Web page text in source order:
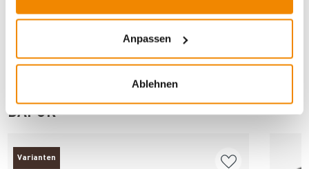
Anpassen
Ablehnen
DAFÜR
Varianten